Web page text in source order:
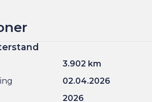
3.902 km
02.04.2026
2026